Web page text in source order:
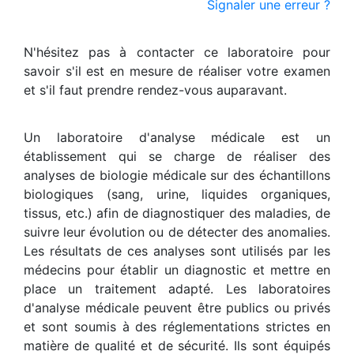
Signaler une erreur ?
N'hésitez pas à contacter ce laboratoire pour
savoir s'il est en mesure de réaliser votre examen
et s'il faut prendre rendez-vous auparavant.
Un laboratoire d'analyse médicale est un
établissement qui se charge de réaliser des
analyses de biologie médicale sur des échantillons
biologiques (sang, urine, liquides organiques,
tissus, etc.) afin de diagnostiquer des maladies, de
suivre leur évolution ou de détecter des anomalies.
Les résultats de ces analyses sont utilisés par les
médecins pour établir un diagnostic et mettre en
place un traitement adapté. Les laboratoires
d'analyse médicale peuvent être publics ou privés
et sont soumis à des réglementations strictes en
matière de qualité et de sécurité. Ils sont équipés